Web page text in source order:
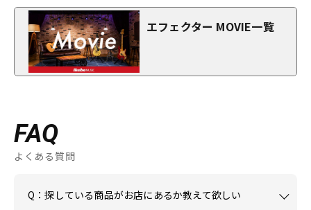
エフェクター MOVIE一覧
FAQ
よくある質問
Q：探している商品がお店にあるか教えて欲しい